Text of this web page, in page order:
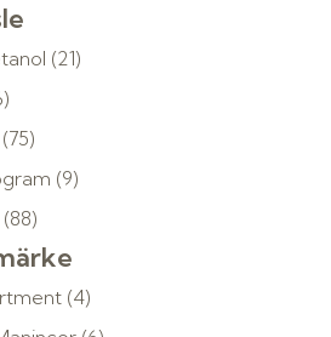
(21)
(75)
(9)
(88)
(4)